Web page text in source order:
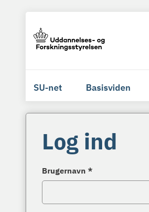
SU-net Basisviden
Log ind
Brugernavn *